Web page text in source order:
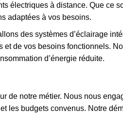
électriques à distance. Que ce
adaptées à vos besoins.
des systèmes d’éclairage
et de vos besoins fonctionnels.
d’énergie réduite.
de notre métier. Nous nous
les budgets convenus. Notre